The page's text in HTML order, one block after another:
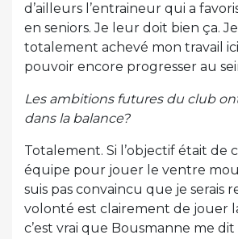
d’ailleurs l’entraineur qui a
en seniors. Je leur doit bien ça. Je
totalement achevé mon travail
pouvoir encore progresser au
Les ambitions futures du club
dans la balance?
Totalement. Si l’objectif était de
équipe pour jouer le ventre mou
suis pas convaincu que je serais
volonté est clairement de jouer
c’est vrai que Bousmanne me